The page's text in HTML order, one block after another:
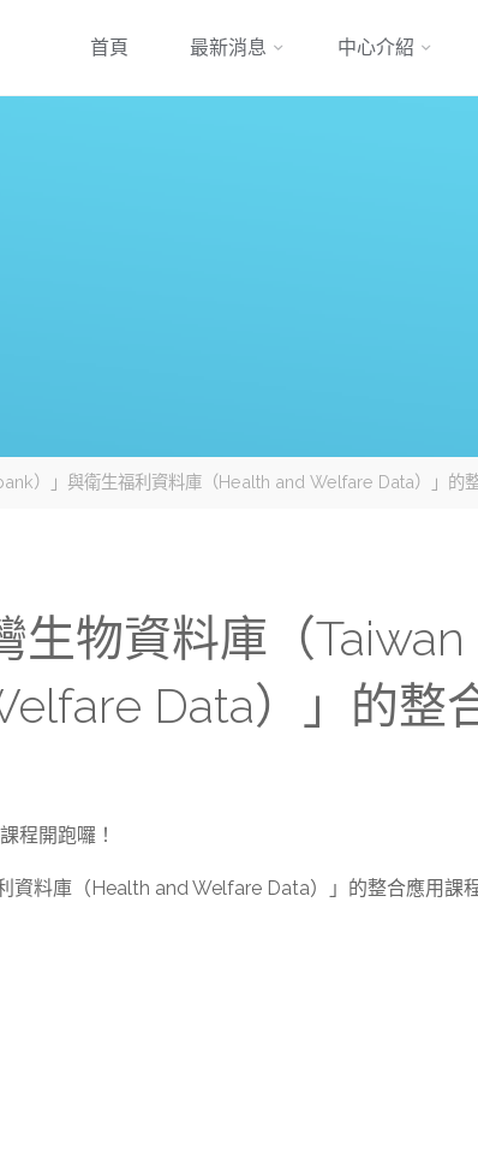
跳
到
首頁 最新消息 中心介紹
）」與衛生福利資料庫（Health and Welfare Data）」的
生物資料庫（
Data）」的整
程開跑囉！
料庫（Health and Welfare Data）」的整合應用課